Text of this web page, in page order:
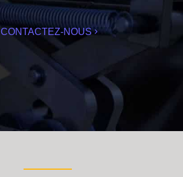
CONTACTEZ-NOUS